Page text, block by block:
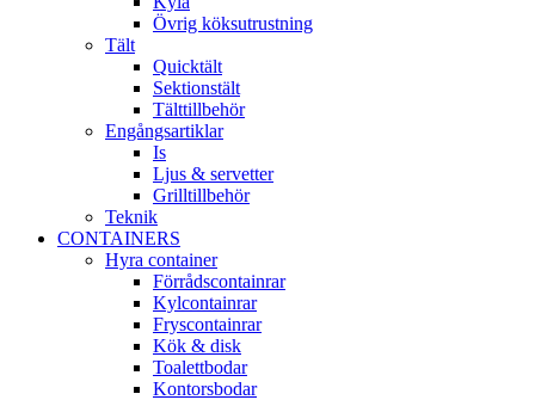
Övrig köksutrustning
Tält
Quicktält
Sektionstält
Tälttillbehör
Engångsartiklar
Is
Ljus & servetter
Grilltillbehör
Teknik
CONTAINERS
Hyra container
Förrådscontainrar
Kylcontainrar
Fryscontainrar
Kök & disk
Toalettbodar
Kontorsbodar